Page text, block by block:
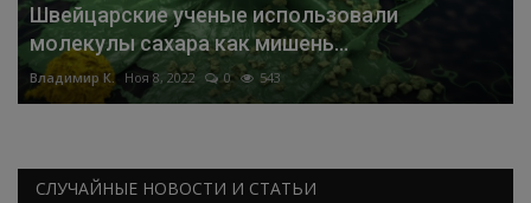
Швейцарские ученые использовали
молекулы сахара как мишень...
Владимир К. Ноя 8, 2022 0 543
СЛУЧАЙНЫЕ НОВОСТИ И СТАТЬИ